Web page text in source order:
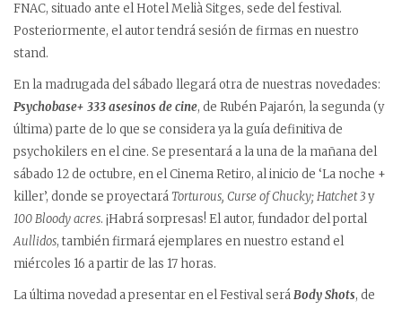
FNAC, situado ante el Hotel Melià Sitges, sede del festival.
Posteriormente, el autor tendrá sesión de firmas en nuestro
stand.
En la madrugada del sábado llegará otra de nuestras novedades:
Psychobase+ 333 asesinos de cine, de Rubén Pajarón, la segunda (y
última) parte de lo que se considera ya la guía definitiva de
psychokilers en el cine. Se presentará a la una de la mañana del
sábado 12 de octubre, en el Cinema Retiro, al inicio de ‘La noche +
killer’, donde se proyectaráTorturous, Curse of Chucky; Hatchet 3y
100 Bloody acres. ¡Habrá sorpresas! El autor, fundador del portal
Aullidos, también firmará ejemplares en nuestro estand el
miércoles 16 a partir de las 17 horas.
La última novedad a presentar en el Festival seráBody Shots, de